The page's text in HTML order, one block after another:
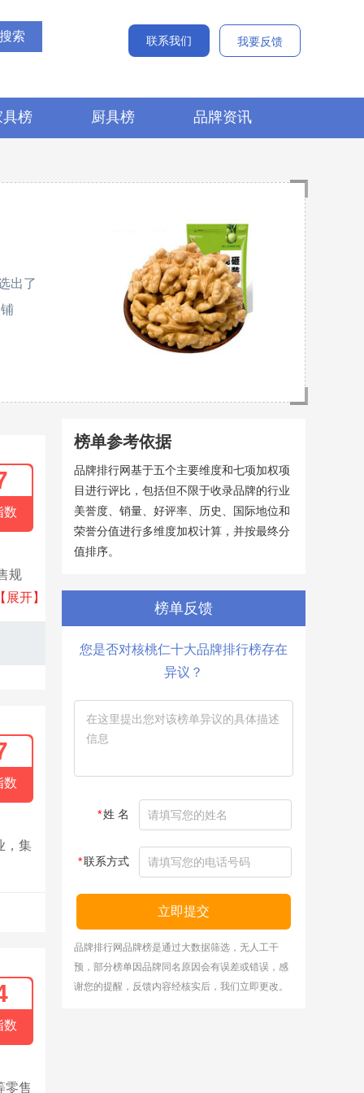
联系我们
我要反馈
具榜 厨具榜 品牌资讯
出了
数
规
服
【展开】
数
，集
数
零售
榜单参考依据
品牌排行网基于五个主要维度和七项加权项
目进行评比，包括但不限于收录品牌的行业
美誉度、销量、好评率、历史、国际地位和
荣誉分值进行多维度加权计算，并按最终分
值排序。
榜单反馈
您是否对核桃仁十大品牌排行榜存在
异议？
*姓 名
*联系方式
立即提交
品牌排行网品牌榜是通过大数据筛选，无人工干
预，部分榜单因品牌同名原因会有误差或错误，感
谢您的提醒，反馈内容经核实后，我们立即更改。